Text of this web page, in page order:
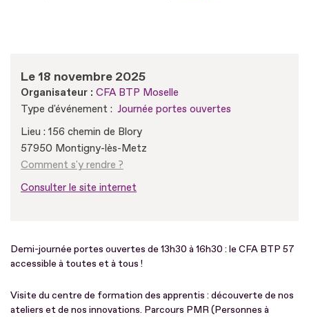
Le 18 novembre 2025
Organisateur : CFA BTP Moselle
Type d'événement : Journée portes ouvertes
Lieu : 156 chemin de Blory
57950 Montigny-lès-Metz
Comment s'y rendre ?
Consulter le site internet
Demi-journée portes ouvertes de 13h30 à 16h30 : le CFA BTP 57
accessible à toutes et à tous !
Visite du centre de formation des apprentis : découverte de nos
ateliers et de nos innovations. Parcours PMR (Personnes à